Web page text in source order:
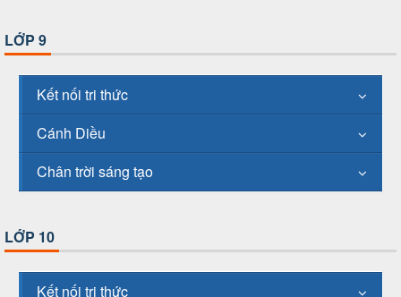
LỚP 9
Kết nối tri thức
Cánh Diều
Chân trời sáng tạo
LỚP 10
Kết nối tri thức